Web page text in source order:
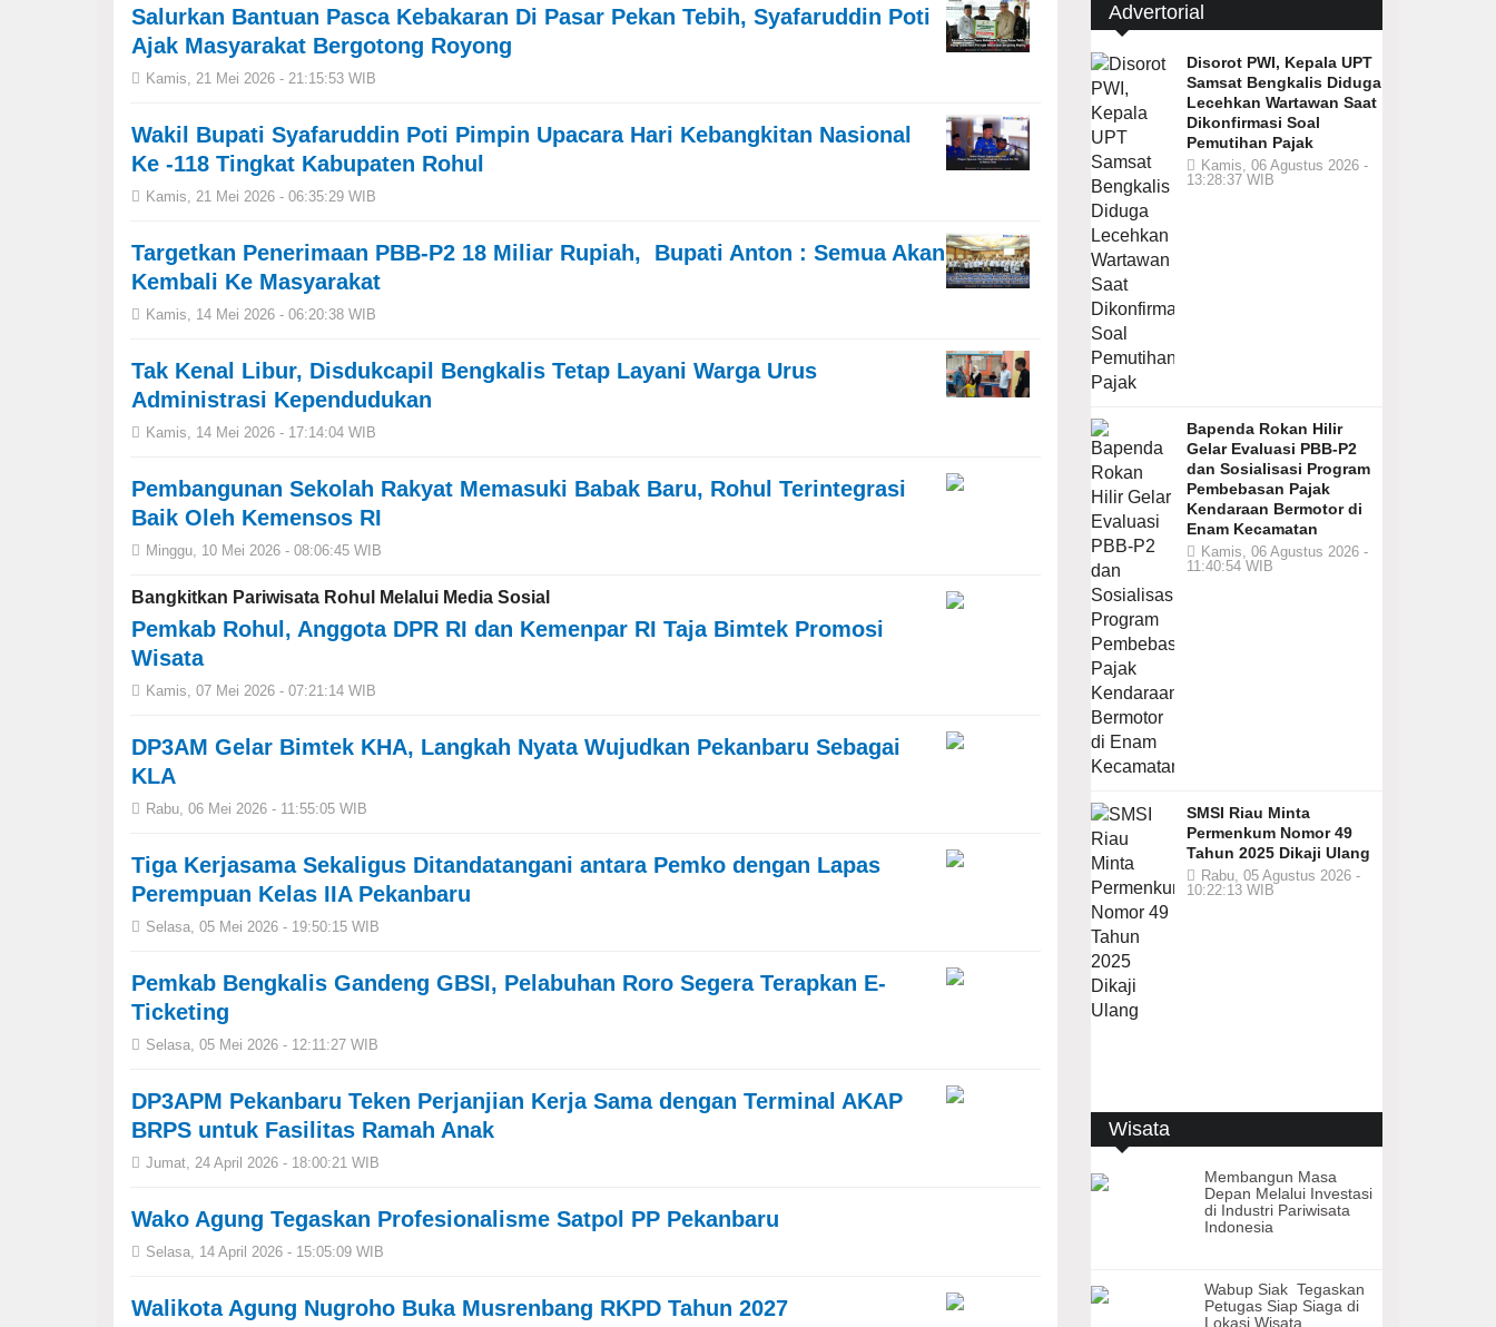
Salurkan Bantuan Pasca Kebakaran Di Pasar Pekan Tebih, Syafaruddin Poti
Ajak Masyarakat Bergotong Royong
Kamis, 21 Mei 2026 - 21:15:53 WIB
Wakil Bupati Syafaruddin Poti Pimpin Upacara Hari Kebangkitan Nasional
Ke -118 Tingkat Kabupaten Rohul
Kamis, 21 Mei 2026 - 06:35:29 WIB
Targetkan Penerimaan PBB-P2 18 Miliar Rupiah, Bupati Anton : Semua Akan
Kembali Ke Masyarakat
Kamis, 14 Mei 2026 - 06:20:38 WIB
Tak Kenal Libur, Disdukcapil Bengkalis Tetap Layani Warga Urus
Administrasi Kependudukan
Kamis, 14 Mei 2026 - 17:14:04 WIB
Pembangunan Sekolah Rakyat Memasuki Babak Baru, Rohul Terintegrasi
Baik Oleh Kemensos RI
Minggu, 10 Mei 2026 - 08:06:45 WIB
Bangkitkan Pariwisata Rohul Melalui Media Sosial
Pemkab Rohul, Anggota DPR RI dan Kemenpar RI Taja Bimtek Promosi
Wisata
Kamis, 07 Mei 2026 - 07:21:14 WIB
DP3AM Gelar Bimtek KHA, Langkah Nyata Wujudkan Pekanbaru Sebagai
KLA
Rabu, 06 Mei 2026 - 11:55:05 WIB
Tiga Kerjasama Sekaligus Ditandatangani antara Pemko dengan Lapas
Perempuan Kelas IIA Pekanbaru
Selasa, 05 Mei 2026 - 19:50:15 WIB
Pemkab Bengkalis Gandeng GBSI, Pelabuhan Roro Segera Terapkan E-
Ticketing
Selasa, 05 Mei 2026 - 12:11:27 WIB
DP3APM Pekanbaru Teken Perjanjian Kerja Sama dengan Terminal AKAP
BRPS untuk Fasilitas Ramah Anak
Jumat, 24 April 2026 - 18:00:21 WIB
Wako Agung Tegaskan Profesionalisme Satpol PP Pekanbaru
Selasa, 14 April 2026 - 15:05:09 WIB
Walikota Agung Nugroho Buka Musrenbang RKPD Tahun 2027
Advertorial
Disorot PWI, Kepala UPT
Samsat Bengkalis Diduga
Lecehkan Wartawan Saat
Dikonfirmasi Soal
Pemutihan Pajak
Kamis, 06 Agustus 2026 -
13:28:37 WIB
Bapenda Rokan Hilir
Gelar Evaluasi PBB-P2
dan Sosialisasi Program
Pembebasan Pajak
Kendaraan Bermotor di
Enam Kecamatan
Kamis, 06 Agustus 2026 -
11:40:54 WIB
SMSI Riau Minta
Permenkum Nomor 49
Tahun 2025 Dikaji Ulang
Rabu, 05 Agustus 2026 -
10:22:13 WIB
Wisata
Membangun Masa
Depan Melalui Investasi
di Industri Pariwisata
Indonesia
Wabup Siak Tegaskan
Petugas Siap Siaga di
Lokasi Wisata